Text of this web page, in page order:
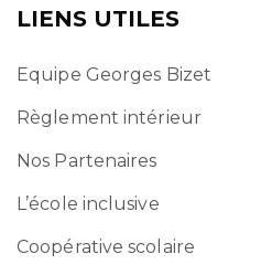
LIENS UTILES
Equipe Georges Bizet
Règlement intérieur
Nos Partenaires
L’école inclusive
Coopérative scolaire